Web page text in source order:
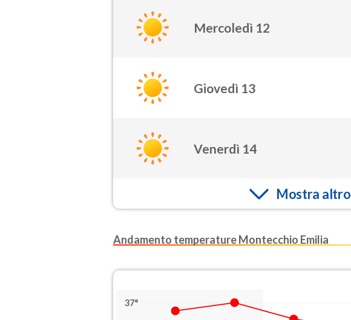
Mercoledì 12
Giovedì 13
Venerdì 14
Mostra altro
Andamento temperature Montecchio Emilia
37°